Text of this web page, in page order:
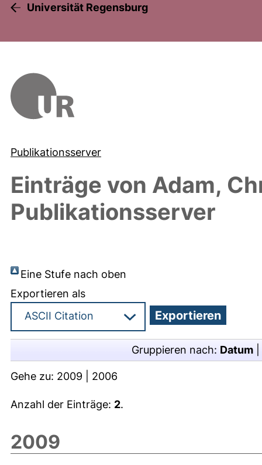
Universität Regensburg
Publikationsserver
Einträge von Adam,
Publikationsserver
Eine Stufe nach oben
Exportieren als
Gruppieren nach: Datum
Gehe zu: 2009 2006
Anzahl der Einträge: 2.
2009